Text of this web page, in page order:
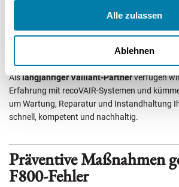
Alle zulassen
Ablehnen
oder Umgebung
dieHans Schramm GmbH.
Alslangjähriger Vaillant-Partnerverfügen
Erfahrung mit recoVAIR-Systemen und
um Wartung, Reparatur und Instandhaltung
schnell, kompetent und nachhaltig.
Präventive Maßnahmen
F800-Fehler